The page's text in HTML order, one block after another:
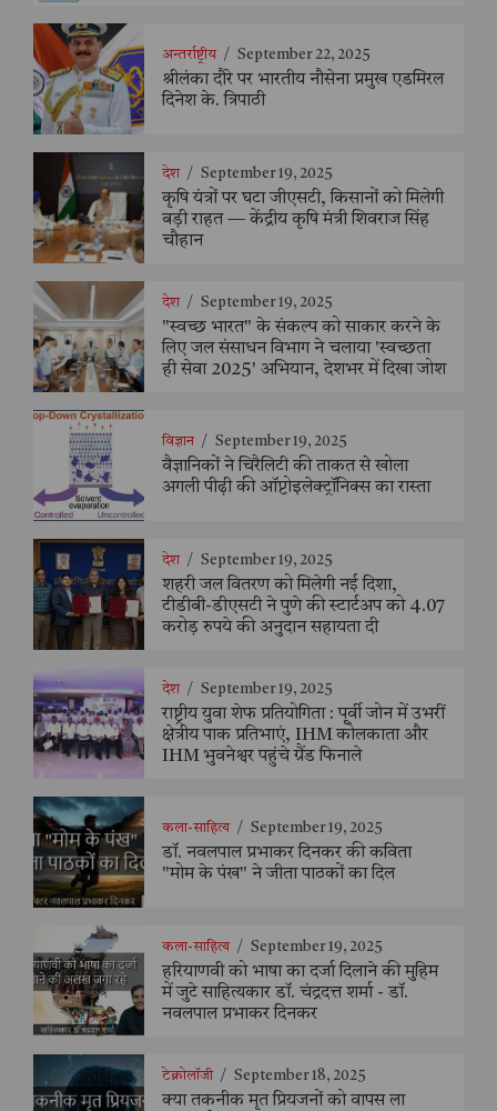
अन्तर्राष्ट्रीय / September 22, 2025
श्रीलंका दौरे पर भारतीय नौसेना प्रमुख एडमिरल
दिनेश के. त्रिपाठी
देश / September 19, 2025
कृषि यंत्रों पर घटा जीएसटी, किसानों को मिलेगी
बड़ी राहत — केंद्रीय कृषि मंत्री शिवराज सिंह
चौहान
देश / September 19, 2025
"स्वच्छ भारत" के संकल्प को साकार करने के
लिए जल संसाधन विभाग ने चलाया 'स्वच्छता
ही सेवा 2025' अभियान, देशभर में दिखा जोश
विज्ञान / September 19, 2025
वैज्ञानिकों ने चिरैलिटी की ताकत से खोला
अगली पीढ़ी की ऑप्टोइलेक्ट्रॉनिक्स का रास्ता
देश / September 19, 2025
शहरी जल वितरण को मिलेगी नई दिशा,
टीडीबी-डीएसटी ने पुणे की स्टार्टअप को 4.07
करोड़ रुपये की अनुदान सहायता दी
देश / September 19, 2025
राष्ट्रीय युवा शेफ प्रतियोगिता : पूर्वी जोन में उभरीं
क्षेत्रीय पाक प्रतिभाएं, IHM कोलकाता और
IHM भुवनेश्वर पहुंचे ग्रैंड फिनाले
कला-साहित्य / September 19, 2025
डॉ. नवलपाल प्रभाकर दिनकर की कविता
"मोम के पंख" ने जीता पाठकों का दिल
कला-साहित्य / September 19, 2025
हरियाणवी को भाषा का दर्जा दिलाने की मुहिम
में जुटे साहित्यकार डॉ. चंद्रदत्त शर्मा - डॉ.
नवलपाल प्रभाकर दिनकर
टेक्नोलॉजी / September 18, 2025
क्या तकनीक मृत प्रियजनों को वापस ला